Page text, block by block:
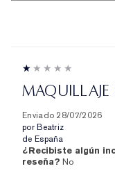
MAQUILLAJE
Enviado 28/07/2026
por Beatriz
de España
¿Recibiste algún
reseña? No